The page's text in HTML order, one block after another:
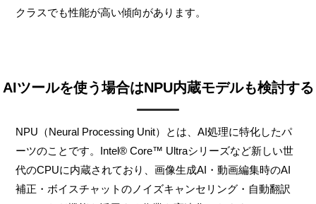
クラスでも性能が高い傾向があります。
AIツールを使う場合はNPU内蔵モデルも検討する
NPU（Neural Processing Unit）とは、AI処理に特化したパ
ーツのことです。Intel® Core™ Ultraシリーズなど新しい世
代のCPUに内蔵されており、画像生成AI・動画編集時のAI
補正・ボイスチャットのノイズキャンセリング・自動翻訳